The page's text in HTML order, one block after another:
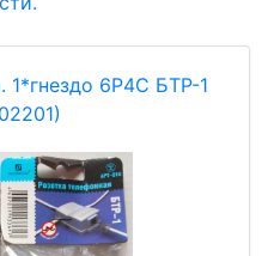
1*гнездо 6P4C БТР-1